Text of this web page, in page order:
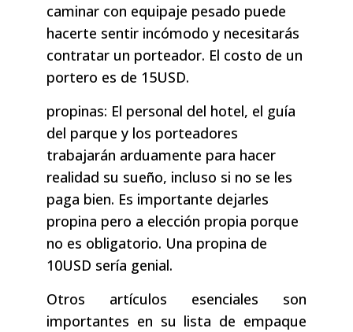
caminar con equipaje pesado puede
hacerte sentir incómodo y necesitarás
contratar un porteador. El costo de un
portero es de 15USD.
propinas: El personal del hotel, el guía
del parque y los porteadores
trabajarán arduamente para hacer
realidad su sueño, incluso si no se les
paga bien. Es importante dejarles
propina pero a elección propia porque
no es obligatorio. Una propina de
10USD sería genial.
Otros artículos esenciales son
importantes en su lista de empaque